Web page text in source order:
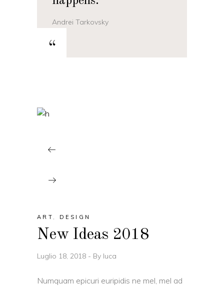
“
Andrei Tarkovsky
ART DESIGN
New Ideas 2018
Luglio 18, 2018 By luca
Numquam epicuri euripidis ne mel, mel ad